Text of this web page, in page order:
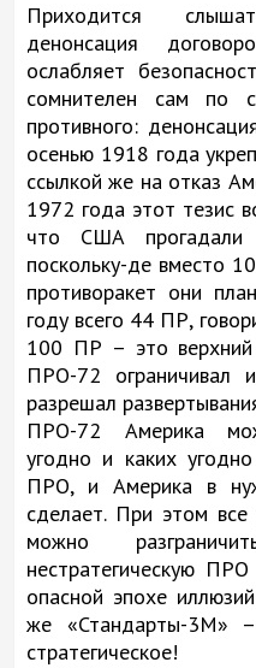
Приходится
денонсация
ослабляет
сомнителен сам по
противного:
осенью 1918 года
ссылкой же на отказ
1972 года этот тезис
что США
поскольку-де вместо
противоракет они
году всего 44 ПР,
100 ПР – это верхний
ПРО-72 ограничивал
разрешал
ПРО-72 Америка
угодно и каких
ПРО, и Америка в
сделает. При этом все
можно
нестратегическую
опасной эпохе
же «Стандарты-3М» –
стратегическое!